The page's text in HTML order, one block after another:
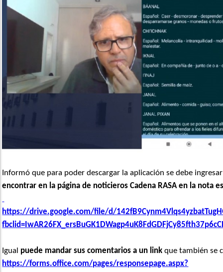
Informó que para poder descargar la aplicación se debe
encontrar en la página de noticieros Cadena RASA en la nota
https://drive.google.com/file/d/
Igual puede mandar sus comentarios a un link que también se
https://forms.office.com/pages/responsepage.aspx?